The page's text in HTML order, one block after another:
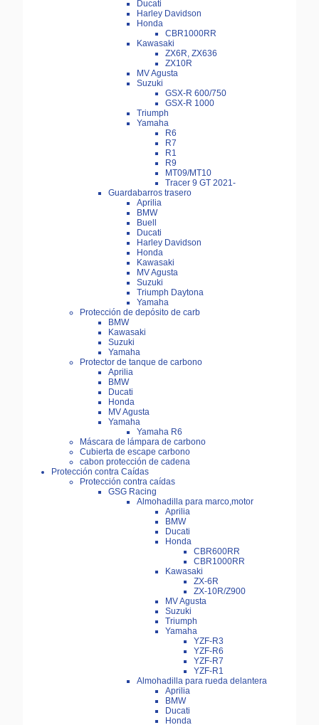
Ducati
Harley Davidson
Honda
CBR1000RR
Kawasaki
ZX6R, ZX636
ZX10R
MV Agusta
Suzuki
GSX-R 600/750
GSX-R 1000
Triumph
Yamaha
R6
R7
R1
R9
MT09/MT10
Tracer 9 GT 2021-
Guardabarros trasero
Aprilia
BMW
Buell
Ducati
Harley Davidson
Honda
Kawasaki
MV Agusta
Suzuki
Triumph Daytona
Yamaha
Protección de depósito de carb
BMW
Kawasaki
Suzuki
Yamaha
Protector de tanque de carbono
Aprilia
BMW
Ducati
Honda
MV Agusta
Yamaha
Yamaha R6
Máscara de lámpara de carbono
Cubierta de escape carbono
cabon protección de cadena
Protección contra Caídas
Protección contra caídas
GSG Racing
Almohadilla para marco,motor
Aprilia
BMW
Ducati
Honda
CBR600RR
CBR1000RR
Kawasaki
ZX-6R
ZX-10R/Z900
MV Agusta
Suzuki
Triumph
Yamaha
YZF-R3
YZF-R6
YZF-R7
YZF-R1
Almohadilla para rueda delantera
Aprilia
BMW
Ducati
Honda